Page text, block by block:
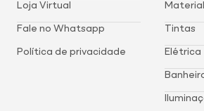
Loja Virtual
Fale no Whatsapp
Política de privacidade
Tintas
Elétrica